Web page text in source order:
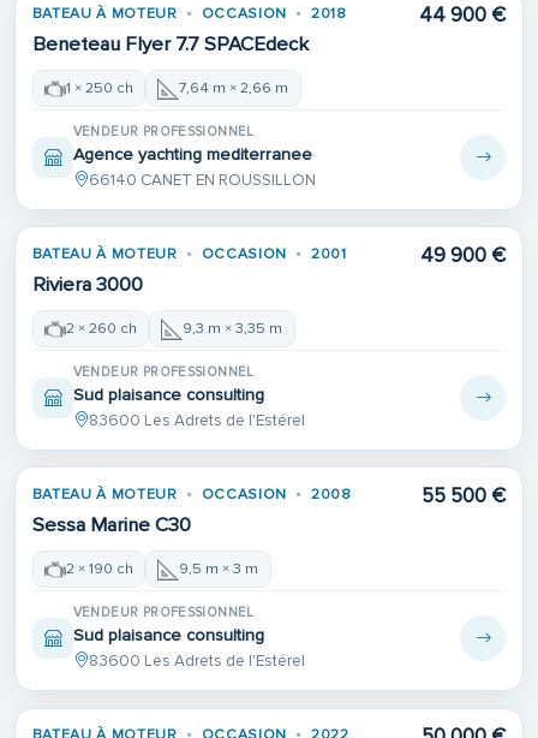
BATEAU À MOTEUR OCCASION 2018
Beneteau Flyer 7.7 SPACEdeck
44 900 €
1 × 250 ch 7,64 m × 2,66 m
VENDEUR PROFESSIONNEL
Agence yachting mediterranee
66140 CANET EN ROUSSILLON
BATEAU À MOTEUR OCCASION 2001
Riviera 3000
49 900 €
2 × 260 ch 9,3 m × 3,35 m
VENDEUR PROFESSIONNEL
Sud plaisance consulting
83600 Les Adrets de l'Estérel
BATEAU À MOTEUR OCCASION 2008
Sessa Marine C30
55 500 €
2 × 190 ch 9,5 m × 3 m
VENDEUR PROFESSIONNEL
Sud plaisance consulting
83600 Les Adrets de l'Estérel